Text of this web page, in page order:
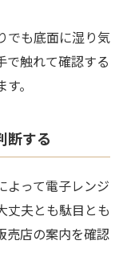
でも底面に湿り気
で触れて確認する
。
断する
よって電子レンジ
丈夫とも駄目とも
売店の案内を確認